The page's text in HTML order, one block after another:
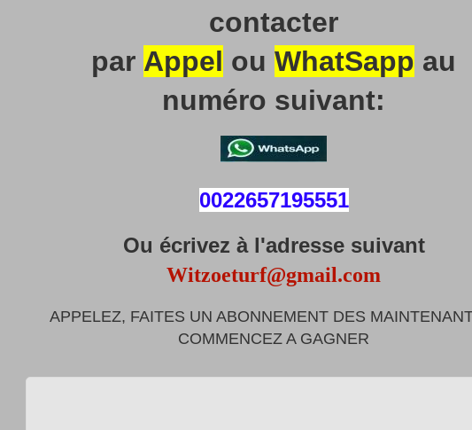
contacter
par Appel ou WhatSapp au
numéro suivant:
0022657195551
Ou écrivez à l'adresse suivant
Witzoeturf@gmail.com
APPELEZ, FAITES UN ABONNEMENT DES
COMMENCEZ A GAGNER